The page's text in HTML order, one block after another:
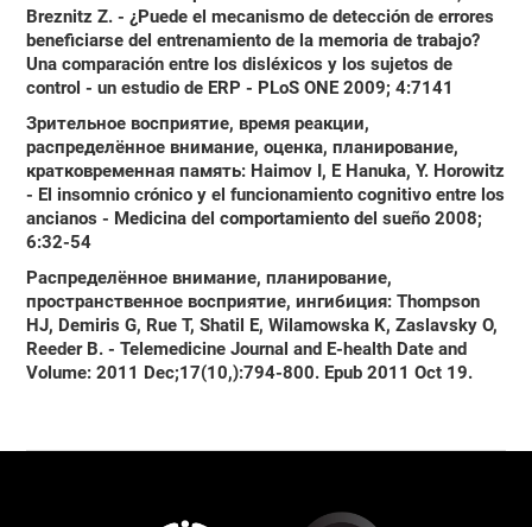
Breznitz Z. - ¿Puede el mecanismo de detección de errores
beneficiarse del entrenamiento de la memoria de trabajo?
Una comparación entre los disléxicos y los sujetos de
control - un estudio de ERP - PLoS ONE 2009; 4:7141
Зрительное восприятие, время реакции,
распределённое внимание, оценка, планирование,
кратковременная память: Haimov I, E Hanuka, Y. Horowitz
- El insomnio crónico y el funcionamiento cognitivo entre los
ancianos - Medicina del comportamiento del sueño 2008;
6:32-54
Распределённое внимание, планирование,
пространственное восприятие, ингибиция: Thompson
HJ, Demiris G, Rue T, Shatil E, Wilamowska K, Zaslavsky O,
Reeder B. - Telemedicine Journal and E-health Date and
Volume: 2011 Dec;17(10,):794-800. Epub 2011 Oct 19.